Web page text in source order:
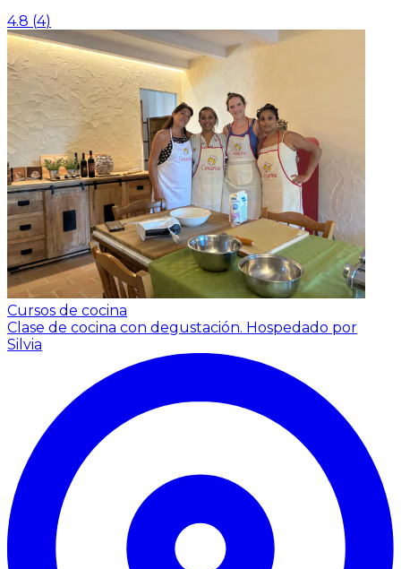
4.8 (4)
Cursos de cocina
Clase de cocina con degustación. Hospedado por
Silvia